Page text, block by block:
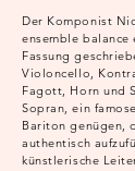
Der Komponist
ensemble balance
Fassung
Violoncello,
Fagott, Horn und
Sopran, ein
Bariton genügen,
authentisch
künstlerische